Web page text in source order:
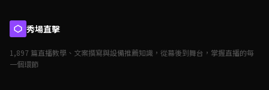
秀場直擊
1,897 篇直播教學、文案撰寫與設備推薦知識，從幕後到舞台，掌握直播的每
一個環節